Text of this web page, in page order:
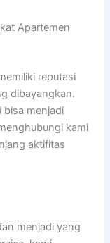
Apartemen
reputasi
dibayangkan.
bisa menjadi
kami
aktifitas
menjadi yang